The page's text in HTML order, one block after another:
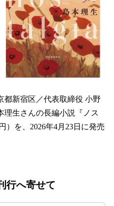
都新宿区／代表取締役 小野
理生さんの長編小説『ノス
）を、2026年4月23日に発売
行へ寄せて